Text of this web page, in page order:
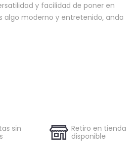
y facilidad de poner en
algo moderno y entretenido, anda
sin
Retiro en tienda
disponible